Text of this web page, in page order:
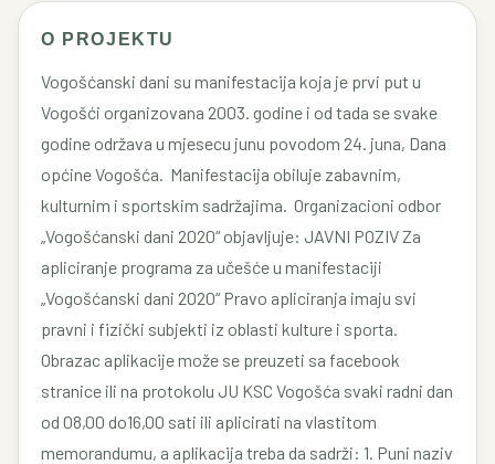
O PROJEKTU
Vogošćanski dani su manifestacija koja je prvi put u
Vogošći organizovana 2003. godine i od tada se svake
godine održava u mjesecu junu povodom 24. juna, Dana
općine Vogošća. Manifestacija obiluje zabavnim,
kulturnim i sportskim sadržajima. Organizacioni odbor
„Vogošćanski dani 2020“ objavljuje: JAVNI POZIV Za
apliciranje programa za učešće u manifestaciji
„Vogošćanski dani 2020“ Pravo apliciranja imaju svi
pravni i fizički subjekti iz oblasti kulture i sporta.
Obrazac aplikacije može se preuzeti sa facebook
stranice ili na protokolu JU KSC Vogošća svaki radni dan
od 08,00 do16,00 sati ili aplicirati na vlastitom
memorandumu, a aplikacija treba da sadrži: 1. Puni naziv